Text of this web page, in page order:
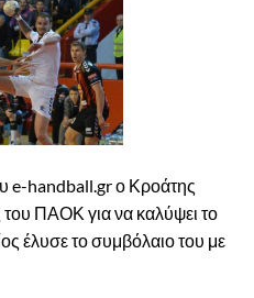
e-handball.gr ο Κροάτης
του ΠΑΟΚ για να καλύψει το
έλυσε το συμβόλαιο του με